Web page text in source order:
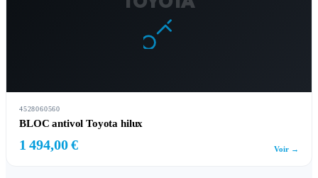
4528060560
BLOC antivol Toyota hilux
1 494,00 € Voir →